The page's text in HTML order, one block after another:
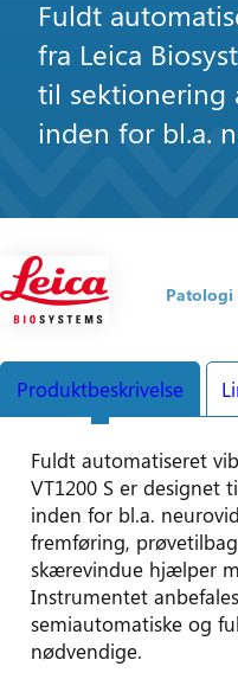
Fuldt
fra Leica
til sektionering
inden for bl.a.
Patologi
Produktbeskrivelse
Fuldt automatiseret
VT1200 S er designet
inden for bl.a.
fremføring,
skærevindue hjælper
Instrumentet
semiautomatiske og
nødvendige.